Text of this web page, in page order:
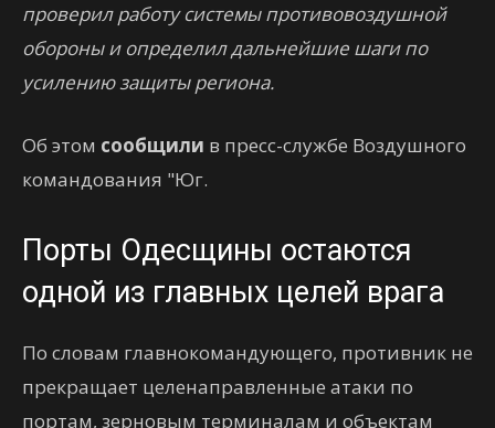
проверил работу системы противовоздушной
обороны и определил дальнейшие шаги по
усилению защиты региона.
Об этом сообщили в пресс-службе Воздушного
командования "Юг.
Порты Одесщины остаются
одной из главных целей врага
По словам главнокомандующего, противник не
прекращает целенаправленные атаки по
портам, зерновым терминалам и объектам